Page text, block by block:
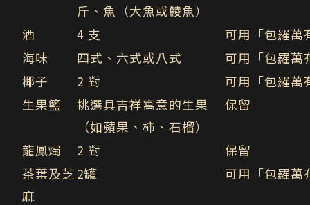
斤、魚（大魚或鯪魚）
酒 4 支
可用「包羅萬
海味
四式、六式或八式
可用「包羅萬
椰子
2 對
可用「包羅萬
生果籃
挑選具吉祥寓意的生果
（如蘋果、柿、石榴）
保留
龍鳳燭 2 對
保留
茶葉及芝
麻
2罐 可用「包羅萬